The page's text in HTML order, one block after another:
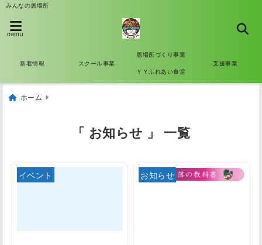
みんなの居場所
menu
新着情報 スクール事業
居場所づくり事業
ＹＹふれあい食堂
支援事業
ホーム
「 お知らせ 」 一覧
イベント お知らせ